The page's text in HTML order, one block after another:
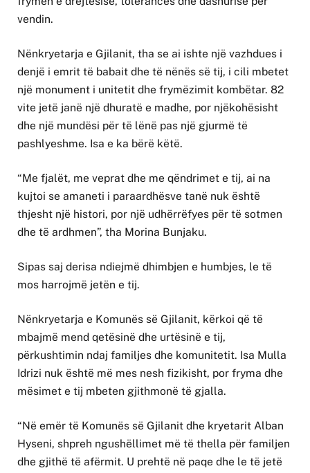
vendin.
Nënkryetarja e Gjilanit, tha se ai ishte një vazhdues i
denjë i emrit të babait dhe të nënës së tij, i cili mbetet
një monument i unitetit dhe frymëzimit kombëtar. 82
vite jetë janë një dhuratë e madhe, por njëkohësisht
dhe një mundësi për të lënë pas një gjurmë të
pashlyeshme. Isa e ka bërë këtë.
“Me fjalët, me veprat dhe me qëndrimet e tij, ai na
kujtoi se amaneti i paraardhësve tanë nuk është
thjesht një histori, por një udhërrëfyes për të sotmen
dhe të ardhmen”, tha Morina Bunjaku.
Sipas saj derisa ndiejmë dhimbjen e humbjes, le të
mos harrojmë jetën e tij.
Nënkryetarja e Komunës së Gjilanit, kërkoi që të
mbajmë mend qetësinë dhe urtësinë e tij,
përkushtimin ndaj familjes dhe komunitetit. Isa Mulla
Idrizi nuk është më mes nesh fizikisht, por fryma dhe
mësimet e tij mbeten gjithmonë të gjalla.
“Në emër të Komunës së Gjilanit dhe kryetarit Alban
Hyseni, shpreh ngushëllimet më të thella për familjen
dhe gjithë të afërmit. U prehtë në paqe dhe le të jetë